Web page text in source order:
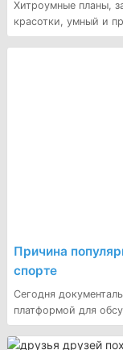
Хитроумные планы,
красотки, умный и
Причина
спорте
Сегодня
платформой для